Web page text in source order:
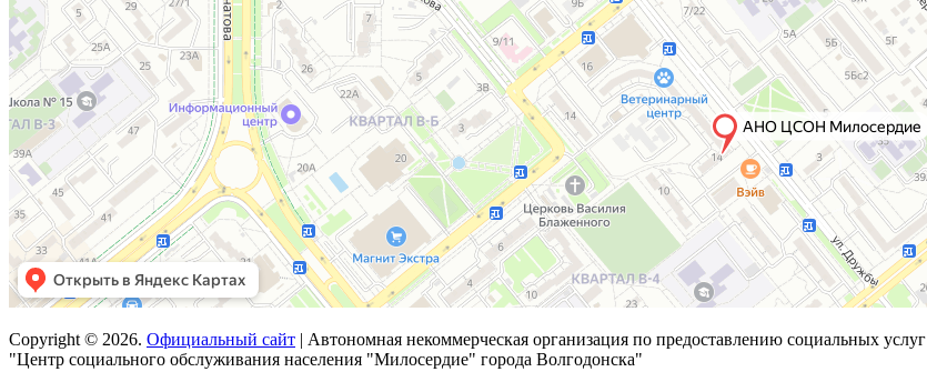
Copyright © 2026. Официальный сайт | Автономная некоммерческая организация по предоставлению социальных услуг
"Центр социального обслуживания населения "Милосердие" города Волгодонска"